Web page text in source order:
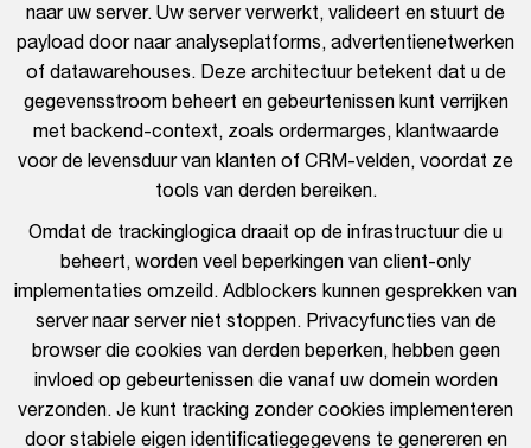
naar uw server. Uw server verwerkt, valideert en stuurt de
payload door naar analyseplatforms, advertentienetwerken
of datawarehouses. Deze architectuur betekent dat u de
gegevensstroom beheert en gebeurtenissen kunt verrijken
met backend-context, zoals ordermarges, klantwaarde
voor de levensduur van klanten of CRM-velden, voordat ze
tools van derden bereiken.
Omdat de trackinglogica draait op de infrastructuur die u
beheert, worden veel beperkingen van client-only
implementaties omzeild. Adblockers kunnen gesprekken van
server naar server niet stoppen. Privacyfuncties van de
browser die cookies van derden beperken, hebben geen
invloed op gebeurtenissen die vanaf uw domein worden
verzonden. Je kunt tracking zonder cookies implementeren
door stabiele eigen identificatiegegevens te genereren en